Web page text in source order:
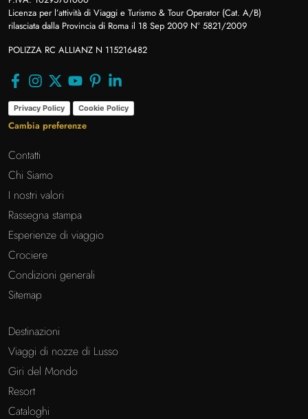
Licenza per l’attività di Viaggi e Turismo & Tour Operator (Cat. A/B)
rilasciata dalla Provincia di Roma il 18 Sep 2009 N° 5821/2009
POLIZZA RC ALLIANZ N 115216482
Privacy Policy Cookie Policy
Cambia preferenze
Contatti
Chi Siamo
I nostri valori
Rassegna stampa
Esperienze di viaggio
Crociere
Condizioni generali
Sitemap
Destinazioni
Viaggi di nozze di Lusso
Giri del Mondo
Resort
Cataloghi